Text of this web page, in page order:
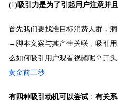
(1)吸引力是为了引起用户注意并
首先我们要找准目标消费人群，
→脚本文案与其产生关联，吸引
么如何吸引用户观看视频呢？开
黄金前三秒
有四种吸引动机可以尝试：有关